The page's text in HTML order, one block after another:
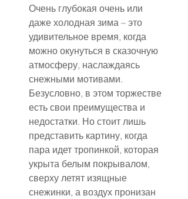
Очень глубокая очень или
даже холодная зима – это
удивительное время, когда
можно окунуться в сказочную
атмосферу, наслаждаясь
снежными мотивами.
Безусловно, в этом торжестве
есть свои преимущества и
недостатки. Но стоит лишь
представить картину, когда
пара идет тропинкой, которая
укрыта белым покрывалом,
сверху летят изящные
снежинки, а воздух пронизан